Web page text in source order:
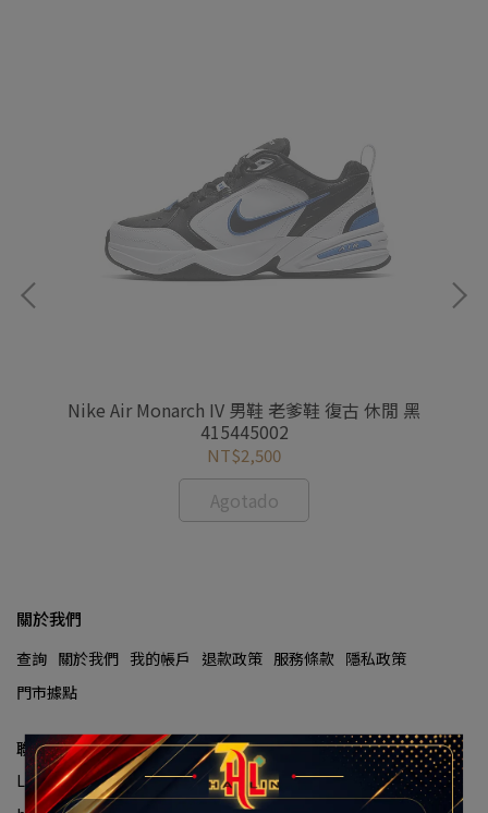
Nike Air Monarch IV 男鞋 老爹鞋 復古 休閒 黑
415445002
NT$2,500
Agotado
關於我們
查詢 關於我們 我的帳戶 退款政策 服務條款 隱私政策
門市據點
聯絡資訊
Línea directa de atención al cliente:(02)2929-8334